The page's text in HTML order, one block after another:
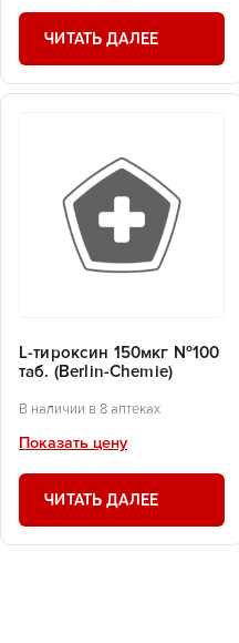
ЧИТАТЬ ДАЛЕЕ
L-тироксин 150мкг №100
таб. (Berlin-Chemie)
В наличии в 8 аптеках
Показать цену
ЧИТАТЬ ДАЛЕЕ